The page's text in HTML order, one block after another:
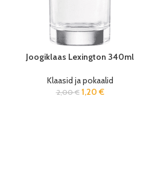
Joogiklaas Lexington 340ml
Klaasid ja pokaalid
2,00€ 1,20 €